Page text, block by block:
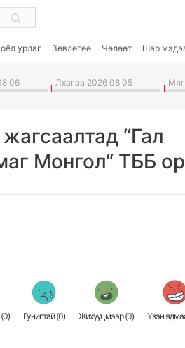
урлаг Зөвлөгөө Чөлөөт Шар
06 Лхагва 2026 08 05
“Гал
Монгол“ ТББ
0) Гунигтай (0) Жихүүцмээр (0) Үзэн